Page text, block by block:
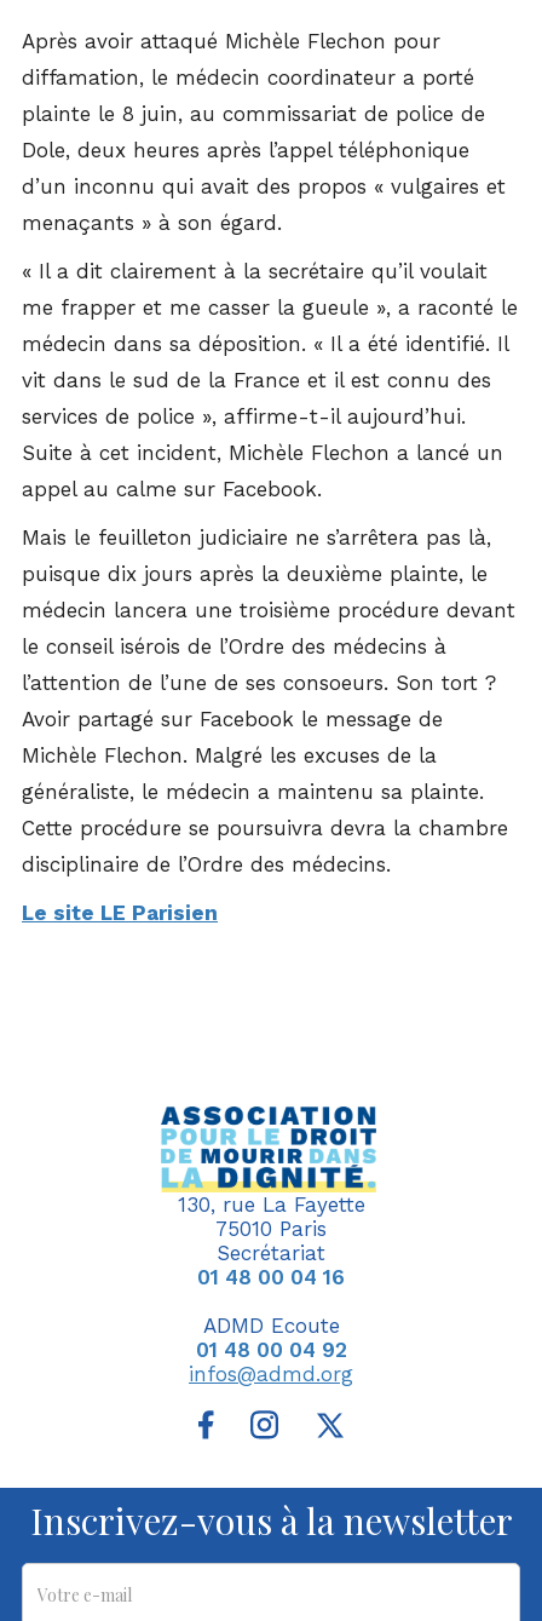
Après avoir attaqué Michèle Flechon pour
diffamation, le médecin coordinateur a porté
plainte le 8 juin, au commissariat de police de
Dole, deux heures après l’appel téléphonique
d’un inconnu qui avait des propos « vulgaires et
menaçants » à son égard.
« Il a dit clairement à la secrétaire qu’il voulait
me frapper et me casser la gueule », a raconté le
médecin dans sa déposition. « Il a été identifié. Il
vit dans le sud de la France et il est connu des
services de police », affirme-t-il aujourd’hui.
Suite à cet incident, Michèle Flechon a lancé un
appel au calme sur Facebook.
Mais le feuilleton judiciaire ne s’arrêtera pas là,
puisque dix jours après la deuxième plainte, le
médecin lancera une troisième procédure devant
le conseil isérois de l’Ordre des médecins à
l’attention de l’une de ses consoeurs. Son tort ?
Avoir partagé sur Facebook le message de
Michèle Flechon. Malgré les excuses de la
généraliste, le médecin a maintenu sa plainte.
Cette procédure se poursuivra devra la chambre
disciplinaire de l’Ordre des médecins.
Le site LE Parisien
130, rue La Fayette
75010 Paris
Secrétariat
01 48 00 04 16
ADMD Ecoute
01 48 00 04 92
infos@admd.org
Inscrivez-vous à la newsletter